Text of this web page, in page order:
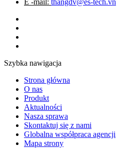
E -mail: thangdv@es-tech.vn
Szybka nawigacja
Strona główna
O nas
Produkt
Aktualności
Nasza sprawa
Skontaktuj się z nami
Globalna współpraca agencji
Mapa strony